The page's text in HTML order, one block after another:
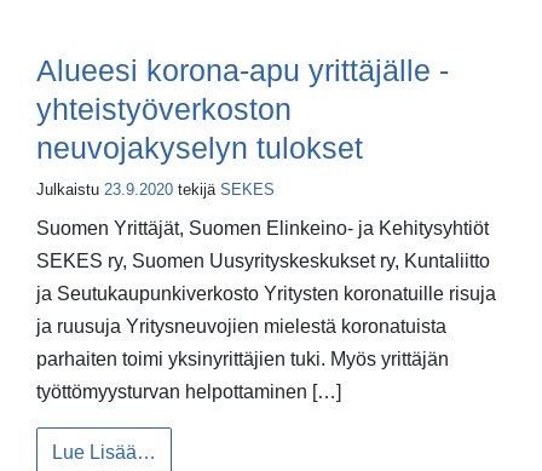
Alueesi korona-apu yrittäjälle -
yhteistyöverkoston
neuvojakyselyn tulokset
Julkaistu 23.9.2020 tekijä SEKES
Suomen Yrittäjät, Suomen Elinkeino- ja Kehitysyhtiöt
SEKES ry, Suomen Uusyrityskeskukset ry, Kuntaliitto
ja Seutukaupunkiverkosto Yritysten koronatuille risuja
ja ruusuja Yritysneuvojien mielestä koronatuista
parhaiten toimi yksinyrittäjien tuki. Myös yrittäjän
työttömyysturvan helpottaminen […]
Lue Lisää…